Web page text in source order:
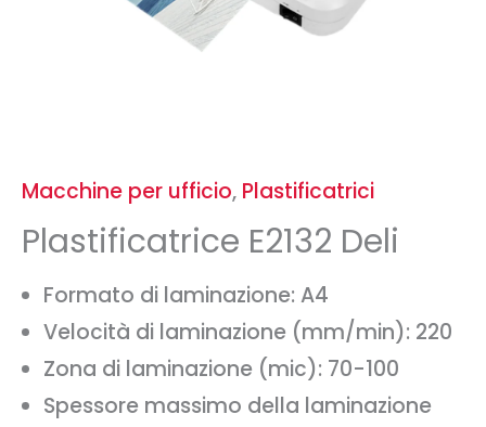
Macchine per ufficio, Plastificatrici
Plastificatrice E2132 Deli
Formato di laminazione: A4
Velocità di laminazione (mm/min): 220
Zona di laminazione (mic): 70-100
Spessore massimo della laminazione